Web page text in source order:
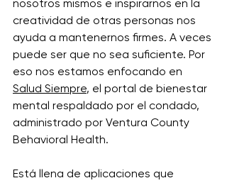
nosotros mismos e inspirarnos en la
creatividad de otras personas nos
ayuda a mantenernos firmes. A veces
puede ser que no sea suficiente. Por
eso nos estamos enfocando en
Salud Siempre, el portal de bienestar
mental respaldado por el condado,
administrado por Ventura County
Behavioral Health.
Está llena de aplicaciones que